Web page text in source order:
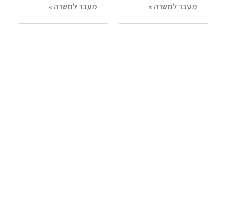
מעבר למשרה » מעבר למשרה »